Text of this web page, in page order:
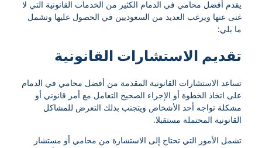
يقدم أفضل محامي في الدمام الكثير من الخدمات القانونية التي لا
غنى عنها ويرغب العديد من السعوديين في الحصول عليها وتشمل
ما يلي:
تقديم الاستشارات القانونية
تساعد الاستشارات القانونية المقدمة من أفضل محامي في الدمام
على اتخاذ الخطوة أو الإجراء الصحيح التعامل مع أمر قانوني أو
مشكلة تواجه أحد الأشخاص ويتجنب بذلك التعرض للمشاكل
القانونية المحتملة مستقبلا.
تشمل الأمور التي تحتاج إلى الاستشارة من محامي أو مستشار